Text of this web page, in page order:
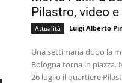
Pilastro, video
Attualità Luigi Alberto
Una settimana dopo la
Bologna torna in piazza.
26 luglio il quartiere